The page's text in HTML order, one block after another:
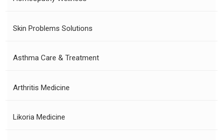
Skin Problems Solutions
Asthma Care & Treatment
Arthritis Medicine
Likoria Medicine